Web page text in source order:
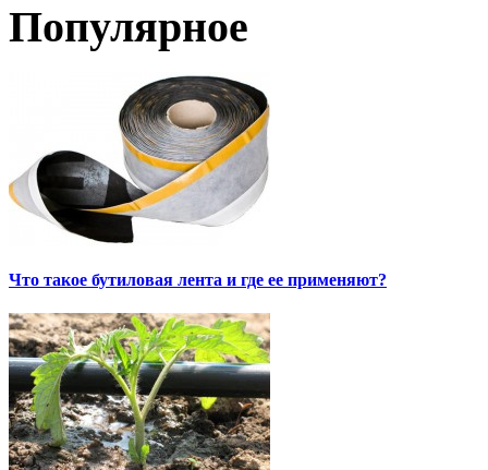
Популярное
Что такое бутиловая лента и где ее применяют?